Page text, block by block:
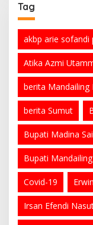
Tag
akbp arie sofandi
Atika Azmi
berita Mandailing
berita Sumut
Bupati Madina
Bupati
Covid-19
Irsan Efendi